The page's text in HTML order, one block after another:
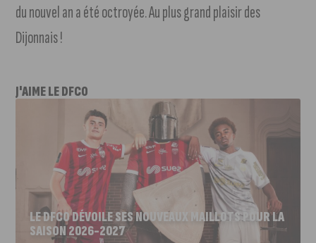
du nouvel an a été octroyée. Au plus grand plaisir des
Dijonnais !
J'AIME LE DFCO
LE DFCO DÉVOILE SES NOUVEAUX MAILLOTS POUR LA
SAISON 2026-2027